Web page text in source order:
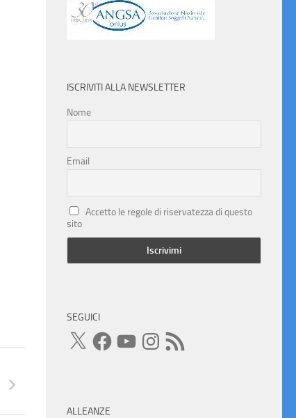
ISCRIVITI ALLA NEWSLETTER
Nome
Email
Accetto le regole di riservatezza di questo
sito
SEGUICI
X FacebookYouTubeInstagram
Feed
RSS
ALLEANZE